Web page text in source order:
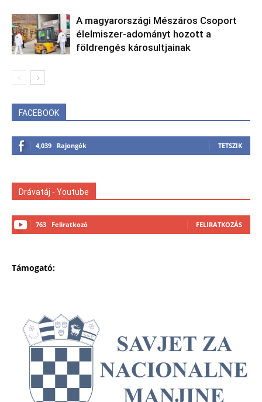
A magyarországi Mészáros Csoport
élelmiszer-adományt hozott a
földrengés károsultjainak
FACEBOOK
4,039 Rajongók TETSZIK
Drávatáj - Youtube
763 Feliratkozó FELIRATKOZÁS
Támogató: